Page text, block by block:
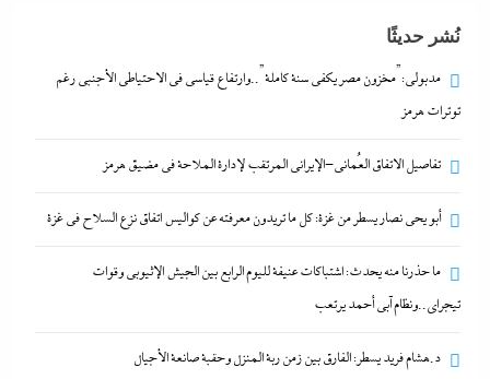
الجيش الإثيوبي وقوات تيجراي..ونظام آبي أحمد يرتعب
6 أغسطس، 2026
في الاحتياطي الأجنبي رغم توترات هرمز
تفاصيل الاتفاق العُماني-الإيراني المرتقب لإدارة الملاحة
في مضيق هرمز
نُشر حديثًا
مدبولي:”مخزون مصر يكفي سنة كاملة”..وارتفاع قياسي في الاحتياطي الأجنبي رغم
توترات هرمز
تفاصيل الاتفاق العُماني-الإيراني المرتقب لإدارة الملاحة في مضيق هرمز
أبو يحى نصار يسطر من غزة: كل ما تريدون معرفته عن كواليس اتفاق نزع السلاح في غزة
ما حذرنا منه يحدث: اشتباكات عنيفة لليوم الرابع بين الجيش الإثيوبي وقوات
تيجراي..ونظام آبي أحمد يرتعب
د.هشام فريد يسطر: الفارق بين زمن ربة المنزل وحقبة صانعة الأجيال